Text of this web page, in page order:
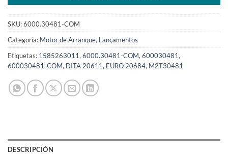
SKU:6000.30481-COM
Categoría: Motor de Arranque, Lançamentos
Etiquetas: 1585263011, 6000.30481-COM, 600030481,
600030481-COM, DITA 20611, EURO 20684, M2T30481
DESCRIPCIÓN